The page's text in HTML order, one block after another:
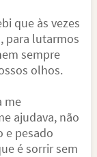
que às vezes
para lutarmos
sempre
olhos.
me
ajudava, não
e pesado
é sorrir sem